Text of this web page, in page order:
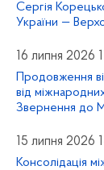
Сергія
України —
16 липня 2026
Продовження
від
Звернення до
15 липня 2026
Консолідація